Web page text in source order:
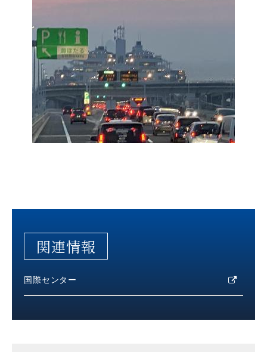
関連情報
国際センター